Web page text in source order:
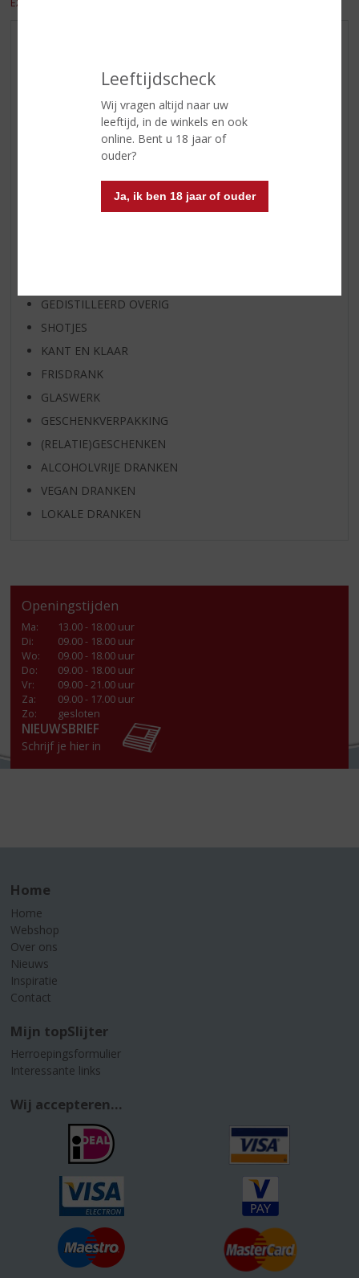
Leeftijdscheck
Wij vragen altijd naar uw
leeftijd, in de winkels en ook
online. Bent u 18 jaar of
ouder?
Ja, ik ben 18 jaar of ouder
WIJN VAN DE MAAND
WHISKY VAN DE MAAND
RUM VAN DE MAAND
BIER VAN DE MAAND
SPIRIT VAN DE MAAND
GEDISTILLEERD OVERIG
SHOTJES
KANT EN KLAAR
FRISDRANK
GLASWERK
GESCHENKVERPAKKING
(RELATIE)GESCHENKEN
ALCOHOLVRIJE DRANKEN
VEGAN DRANKEN
LOKALE DRANKEN
Openingstijden
Ma:
13.00 - 18.00 uur
Di:
09.00 - 18.00 uur
Wo:
09.00 - 18.00 uur
Do:
09.00 - 18.00 uur
Vr:
09.00 - 21.00 uur
Za:
09.00 - 17.00 uur
Zo:
gesloten
NIEUWSBRIEF
Schrijf je hier in
Home
Home
Webshop
Over ons
Nieuws
Inspiratie
Contact
Mijn topSlijter
Herroepingsformulier
Interessante links
Wij accepteren...